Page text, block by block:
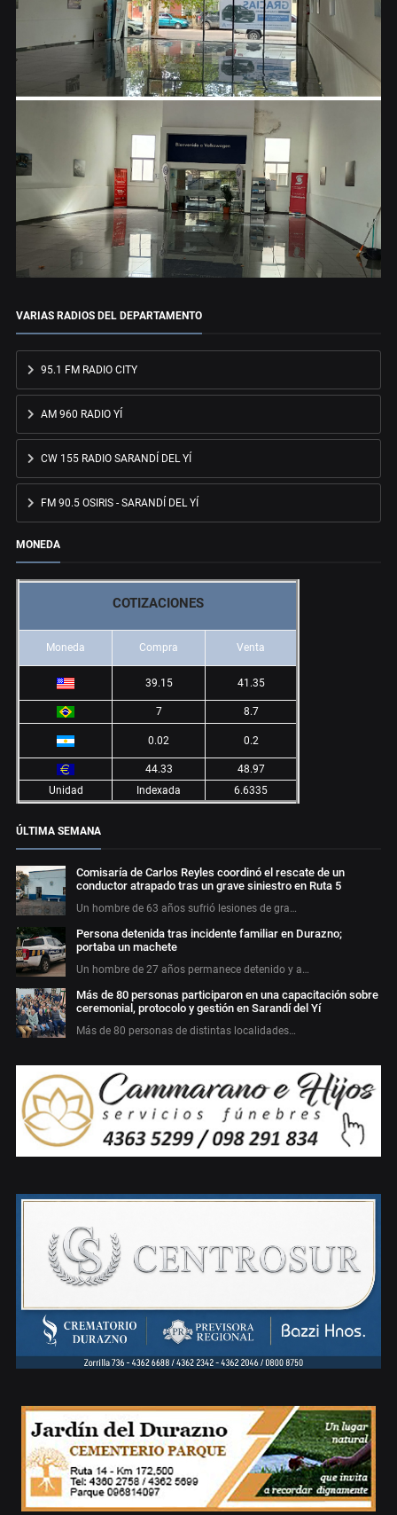
VARIAS RADIOS DEL DEPARTAMENTO
95.1 FM RADIO CITY
AM 960 RADIO YÍ
CW 155 RADIO SARANDÍ DEL YÍ
FM 90.5 OSIRIS - SARANDÍ DEL YÍ
MONEDA
COTIZACIONES
Moneda Compra Venta
39.15 41.35
7 8.7
0.02 0.2
44.33
48.97
Unidad
Indexada 6.6335
ÚLTIMA SEMANA
Comisaría de Carlos Reyles coordinó el rescate de un
conductor atrapado tras un grave siniestro en Ruta 5
Un hombre de 63 años sufrió lesiones de gra…
Persona detenida tras incidente familiar en Durazno;
portaba un machete
Un hombre de 27 años permanece detenido y a…
Más de 80 personas participaron en una capacitación sobre
ceremonial, protocolo y gestión en Sarandí del Yí
Más de 80 personas de distintas localidades…